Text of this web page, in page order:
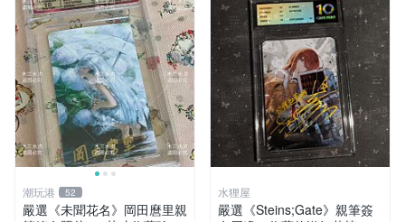
潮玩港 52
嚴選《未聞花名》岡田麿里親
水狸屋
嚴選《Steins;Gate》親筆簽